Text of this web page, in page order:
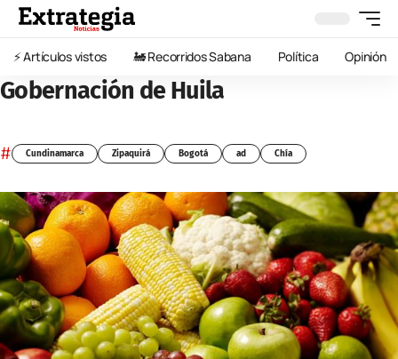
⚡️ Artículos vistos 🚂 Recorridos Sabana Política Opinión
Gobernación de Huila
# Cundinamarca Zipaquirá Bogotá ad Chía